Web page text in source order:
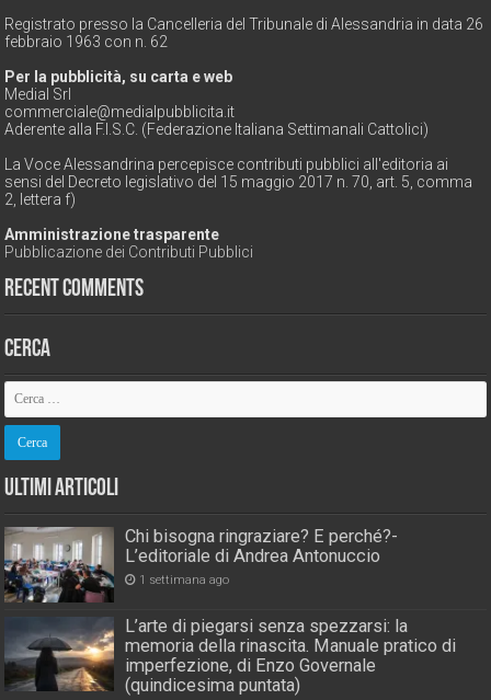
Registrato presso la Cancelleria del Tribunale di Alessandria in data 26
febbraio 1963 con n. 62
Per la pubblicità, su carta e web
Medial Srl
commerciale@medialpubblicita.it
Aderente alla F.I.S.C. (Federazione Italiana Settimanali Cattolici)
La Voce Alessandrina percepisce contributi pubblici all'editoria ai
sensi del Decreto legislativo del 15 maggio 2017 n. 70, art. 5, comma
2, lettera f)
Amministrazione trasparente
Pubblicazione dei Contributi Pubblici
Recent Comments
Cerca
Ultimi Articoli
Chi bisogna ringraziare? E perché?-
L’editoriale di Andrea Antonuccio
1 settimana ago
L’arte di piegarsi senza spezzarsi: la
memoria della rinascita. Manuale pratico di
imperfezione, di Enzo Governale
(quindicesima puntata)